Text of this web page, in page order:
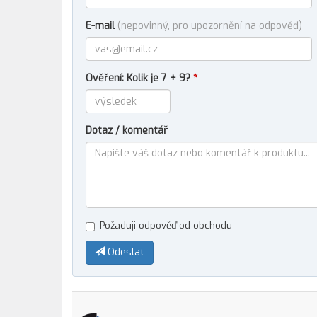
E-mail (nepovinný, pro upozornění na odpověď)
Ověření: Kolik je 7 + 9? *
Dotaz / komentář
Požaduji odpověď od obchodu
Odeslat